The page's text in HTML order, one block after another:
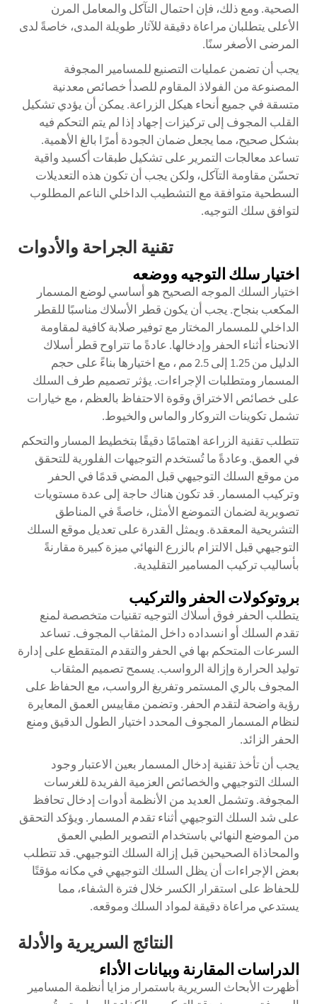
الصحية. ومع ذلك، فإن احتمال التآكل والمعامل المرن
الأعلى يتطلبان مراعاة دقيقة للآثار طويلة المدى، خاصةً لدى
المرضى الأصغر سنًا.
يجب أن تضمن عمليات التصنيع للمسامير المجوفة
المصنوعة من الفولاذ المقاوم للصدأ خصائص معدنية
متسقة في جميع أنحاء هيكل الزراعة. يمكن أن يؤدي تشكيل
القلب المجوف إلى تركيزات إجهاد إذا لم يتم التحكم فيه
بشكل صحيح، مما يجعل ضمان الجودة أمرًا بالغ الأهمية.
تساعد معالجات التمرير على تشكيل طبقات أكسيد واقية
تحسّن مقاومة التآكل، ولكن يجب أن تكون هذه التعديلات
السطحية متوافقة مع التشطيب الداخلي الناعم المطلوب
لتوافق سلك التوجيه.
تقنية الجراحة والأدوات
اختيار سلك التوجيه ووضعه
اختيار السلك الموجه الصحيح هو أساسي لوضع المسمار
المكعب بنجاح. يجب أن يكون قطر الأسلاك مناسبًا للقطر
الداخلي للمسمار المختار مع توفير صلابة كافية لمقاومة
الانحناء أثناء الحفر وإدخالها. عادةً ما تتراوح قطر أسلاك
الدليل من 1.25 إلى 2.5 مم ، مع اختيارها بناءً على حجم
المسمار ومتطلبات الإجراءات. يؤثر تصميم طرف السلك
على خصائص الاختراق وقوة الاحتفاظ بالعظم ، مع خيارات
تشمل تكوينات التروكار والماس والخيوط.
تتطلب تقنية الزراعة اهتمامًا دقيقًا بتخطيط المسار والتحكم
في العمق. وعادةً ما تُستخدم التوجيهات الفلورية للتحقق
من موقع السلك التوجيهي قبل المضي قدمًا في الحفر
وتركيب المسمار. قد تكون هناك حاجة إلى عدة مستويات
تصويرية لضمان التموضع الأمثل، خاصةً في المناطق
التشريحية المعقدة. ويمثل القدرة على تعديل موقع السلك
التوجيهي قبل الالتزام بالزرع النهائي ميزة كبيرة مقارنةً
بأساليب تركيب المسامير التقليدية.
بروتوكولات الحفر والتركيب
يتطلب الحفر فوق أسلاك التوجيه تقنيات متخصصة لمنع
تقدم السلك أو انسداده داخل المثقاب المجوف. تساعد
السرعات المتحكم بها في الحفر والتقدم المتقطع على إدارة
توليد الحرارة وإزالة الرواسب. يسمح تصميم المثقاب
المجوف بالري المستمر وتفريغ الرواسب، مع الحفاظ على
رؤية واضحة لتقدم الحفر. وتضمن مقاييس العمق المعايرة
لنظام المسمار المجوف المحدد اختيار الطول الدقيق ومنع
الحفر الزائد.
يجب أن تأخذ تقنية إدخال المسمار بعين الاعتبار وجود
السلك التوجيهي والخصائص العزمية الفريدة للغرسات
المجوفة. وتشمل العديد من الأنظمة أدوات إدخال تحافظ
على شد السلك التوجيهي أثناء تقدم المسمار. ويؤكد التحقق
من الموضع النهائي باستخدام التصوير الطبي العمق
والمحاذاة الصحيحين قبل إزالة السلك التوجيهي. قد تتطلب
بعض الإجراءات أن يظل السلك التوجيهي في مكانه مؤقتًا
للحفاظ على استقرار الكسر خلال فترة الشفاء، مما
يستدعي مراعاة دقيقة لمواد السلك وموقعه.
النتائج السريرية والأدلة
الدراسات المقارنة وبيانات الأداء
أظهرت الأبحاث السريرية باستمرار مزايا أنظمة المسامير